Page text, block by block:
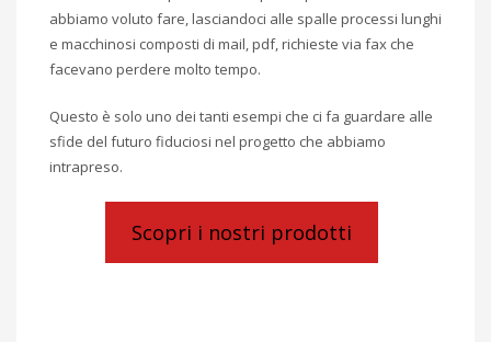
abbiamo voluto fare, lasciandoci alle spalle processi lunghi
e macchinosi composti di mail, pdf, richieste via fax che
facevano perdere molto tempo.
Questo è solo uno dei tanti esempi che ci fa guardare alle
sfide del futuro fiduciosi nel progetto che abbiamo
intrapreso.
Scopri i nostri prodotti